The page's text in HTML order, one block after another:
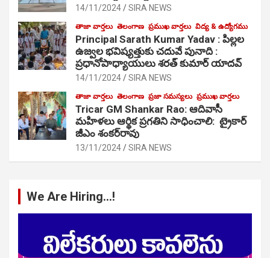
14/11/2024 SIRA NEWS
తాజా వార్తలు తెలంగాణ ప్రముఖ వార్తలు విద్య & ఉద్యోగము
Principal Sarath Kumar Yadav : పిల్లల
ఉజ్వల భవిష్యత్తుకు చదువే పునాది :
ప్రధానోపాధ్యాయులు శరత్ కుమార్ యాదవ్
14/11/2024 SIRA NEWS
తాజా వార్తలు తెలంగాణ ప్రజా సమస్యలు ప్రముఖ వార్తలు
Tricar GM Shankar Rao: ఆదివాసీ
మహిళలు ఆర్థిక ప్రగతిని సాధించాలి: ట్రైకార్
జీఎం శంకర్‌రావు
13/11/2024 SIRA NEWS
We Are Hiring…!